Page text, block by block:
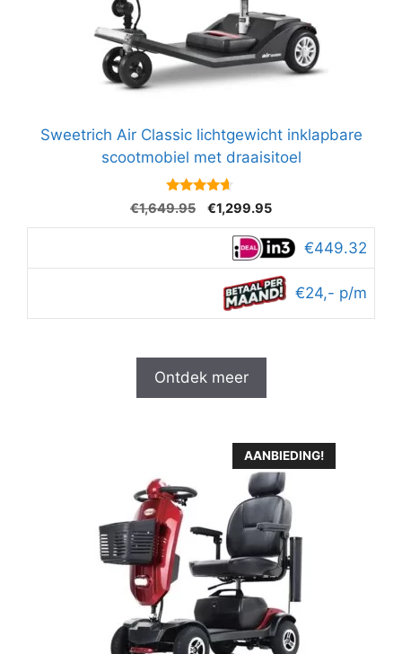
Sweetrich Air Classic lichtgewicht inklapbare
scootmobiel met draaisitoel
4.5
van 5
€1,649.95
Oorspronkelijke
prijs
was:
€1,649.95.
€1,299.95Huidige
prijs
is:
€1,299.95.
€449.32
€24,- p/m
Ontdek meer
AANBIEDING!